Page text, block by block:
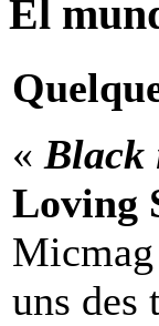
El
« Black
Loving
uns des